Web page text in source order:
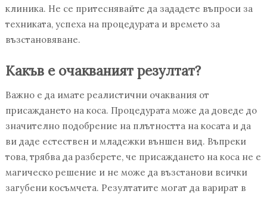
клиника. Не се притеснявайте да зададете въпроси за
техниката, успеха на процедурата и времето за
възстановяване.
Какъв е очакваният резултат?
Важно е да имате реалистични очаквания от
присаждането на коса. Процедурата може да доведе до
значително подобрение на плътността на косата и да
ви даде естествен и младежки външен вид. Въпреки
това, трябва да разберете, че присаждането на коса не е
магическо решение и не може да възстанови всички
загубени косъмчета. Резултатите могат да варират в